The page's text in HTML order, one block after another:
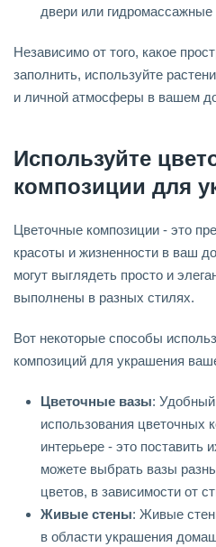
двери или гидромассажные
Независимо от того, какое
заполнить, используйте
и личной атмосферы в вашем
Используйте
композиции для
Цветочные композиции - это
красоты и жизненности в ваш
могут выглядеть просто и
выполнены в разных стилях.
Вот некоторые способы
композиций для украшения
Цветочные вазы: Удобный
использования цветочных
интерьере - это поставить
можете выбрать вазы
цветов, в зависимости от
Живые стены: Живые
в области украшения